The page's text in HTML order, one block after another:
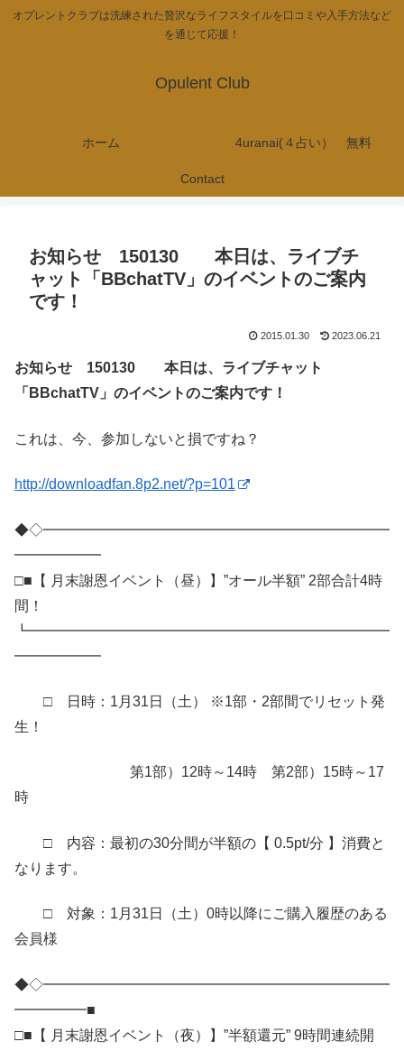
オプレントクラブは洗練された贅沢なライフスタイルを口コミや入手方法など
を通じて応援！
Opulent Club
ホーム 4uranai(４占い） 無料
Contact
お知らせ 150130 本日は、ライブチ
ャット「BBchatTV」のイベントのご案内
です！
2015.01.30 2023.06.21
お知らせ 150130 本日は、ライブチャット
「BBchatTV」のイベントのご案内です！
これは、今、参加しないと損ですね？
http://downloadfan.8p2.net/?p=101
◆◇━━━━━━━━━━━━━━━━━━━━━━━━
━━━━━━
□■【 月末謝恩イベント（昼）】”オール半額” 2部合計4時
間！
┗━━━━━━━━━━━━━━━━━━━━━━━━━
━━━━━━
□ 日時：1月31日（土） ※1部・2部間でリセット発
生！
第1部）12時～14時 第2部）15時～17
時
□ 内容：最初の30分間が半額の【 0.5pt/分 】消費と
なります。
□ 対象：1月31日（土）0時以降にご購入履歴のある
会員様
◆◇━━━━━━━━━━━━━━━━━━━━━━━━
━━━━━■
□■【 月末謝恩イベント（夜）】”半額還元” 9時間連続開